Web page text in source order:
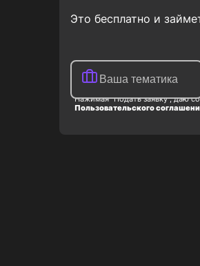
Это бесплатно и
Нажимая "Подать заявку", даю
Пользовательского